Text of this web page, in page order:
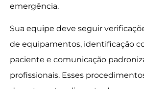
emergência.
Sua equipe deve seguir
de equipamentos, identificação
paciente e comunicação
profissionais. Esses